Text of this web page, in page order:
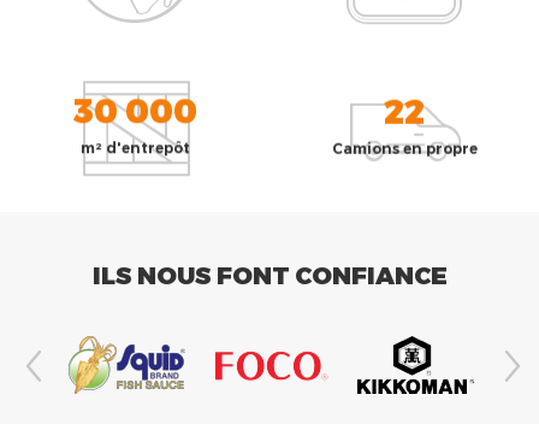
30 000
m² d'entrepôt
22
Camions en propre
ILS NOUS FONT CONFIANCE